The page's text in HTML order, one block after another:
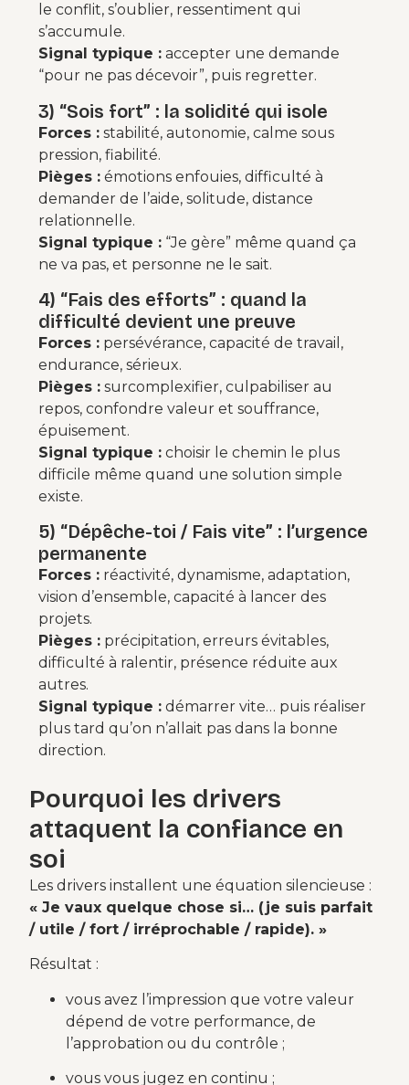
le conflit, s’oublier, ressentiment qui
s’accumule.
Signal typique : accepter une demande
“pour ne pas décevoir”, puis regretter.
3) “Sois fort” : la solidité qui isole
Forces : stabilité, autonomie, calme sous
pression, fiabilité.
Pièges : émotions enfouies, difficulté à
demander de l’aide, solitude, distance
relationnelle.
Signal typique : “Je gère” même quand ça
ne va pas, et personne ne le sait.
4) “Fais des efforts” : quand la
difficulté devient une preuve
Forces : persévérance, capacité de travail,
endurance, sérieux.
Pièges : surcomplexifier, culpabiliser au
repos, confondre valeur et souffrance,
épuisement.
Signal typique : choisir le chemin le plus
difficile même quand une solution simple
existe.
5) “Dépêche-toi / Fais vite” : l’urgence
permanente
Forces : réactivité, dynamisme, adaptation,
vision d’ensemble, capacité à lancer des
projets.
Pièges : précipitation, erreurs évitables,
difficulté à ralentir, présence réduite aux
autres.
Signal typique : démarrer vite… puis réaliser
plus tard qu’on n’allait pas dans la bonne
direction.
Pourquoi les drivers
attaquent la confiance en
soi
Les drivers installent une équation silencieuse :
« Je vaux quelque chose si… (je suis parfait
/ utile / fort / irréprochable / rapide). »
Résultat :
vous avez l’impression que votre valeur
dépend de votre performance, de
l’approbation ou du contrôle ;
vous vous jugez en continu ;